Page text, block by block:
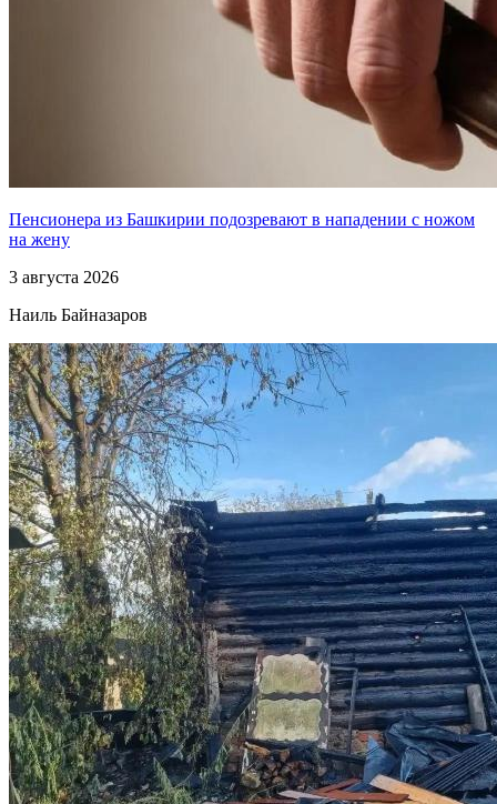
Пенсионера из Башкирии подозревают в нападении с ножом
на жену
3 августа 2026
Наиль Байназаров